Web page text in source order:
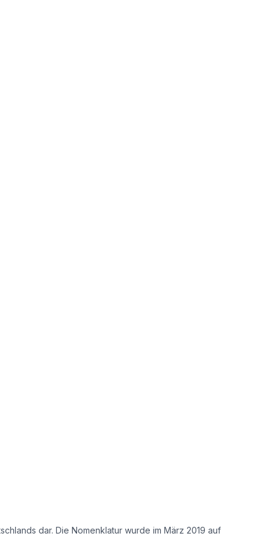
dar. Die Nomenklatur wurde im März 2019 auf